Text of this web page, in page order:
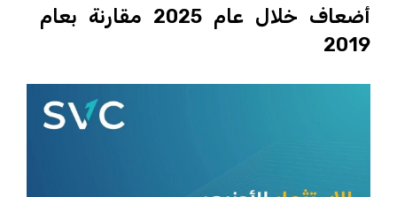
أضعاف خلال عام 2025 مقارنة بعام
2019